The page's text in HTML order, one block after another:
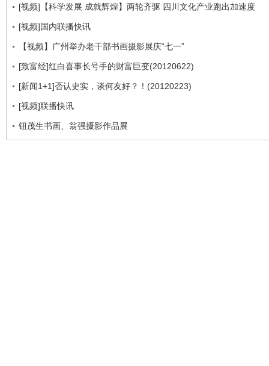
[视频]【科学发展 成就辉煌】两轮齐驱 四川文化产业跑出加速度
[视频]国内联播快讯
【视频】广州举办老干部书画摄影展庆“七一”
[致富经]红白喜事长号手的财富巨变(20120622)
[新闻1+1]否认史实，谈何友好？！(20120223)
[视频]联播快讯
钮茂生书画、翁强摄影作品展